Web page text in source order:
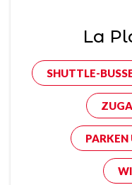
La
SHUTTLE-